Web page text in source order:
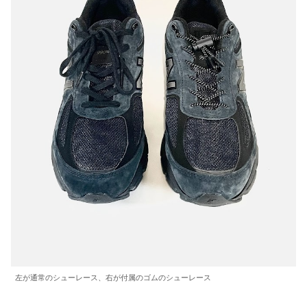
左が通常のシューレース、右が付属のゴムのシューレース